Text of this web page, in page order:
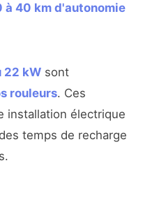
à 40 km d'autonomie
22 kW sont
rouleurs. Ces
installation électrique
temps de recharge